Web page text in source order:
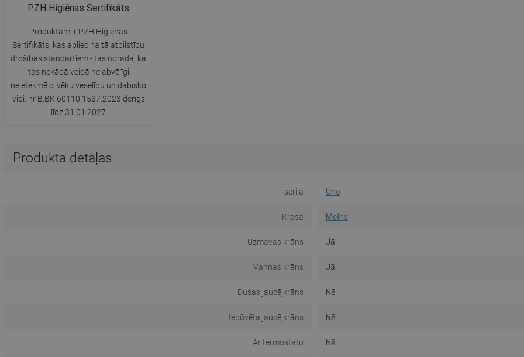
PZH Higiēnas Sertifikāts
Produktam ir PZH Higiēnas
Sertifikāts, kas apliecina tā atbilstību
drošības standartiem - tas norāda, ka
tas nekādā veidā nelabvēlīgi
neietekmē cilvēku veselību un dabisko
vidi. nr B.BK.60110.1537.2023 derīgs
līdz 31.01.2027
Produkta detaļas
sērija Uno
Krāsa Melns
Uzmavas krāns Jā
Vannas krāns Jā
Dušas jaucējkrāns Nē
Iebūvēta jaucējkrāns Nē
Ar termostatu Nē